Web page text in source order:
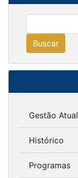
Buscar
Gestão Atual
Histórico
Programas